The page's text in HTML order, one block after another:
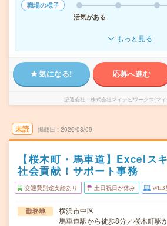
職場の様子
活気がある
もっと見る
気になる! 応募へ進む
派遣会社 株式会社マイナビワークス(マ
未読 掲載日 2026/08/09
【桜木町・馬車道】Excelス
社会貢献！サポート事務
交通費別途支給あり 土日祝日が休み WEB
勤務地
横浜市中区
馬車道駅から徒歩8分／桜木町駅